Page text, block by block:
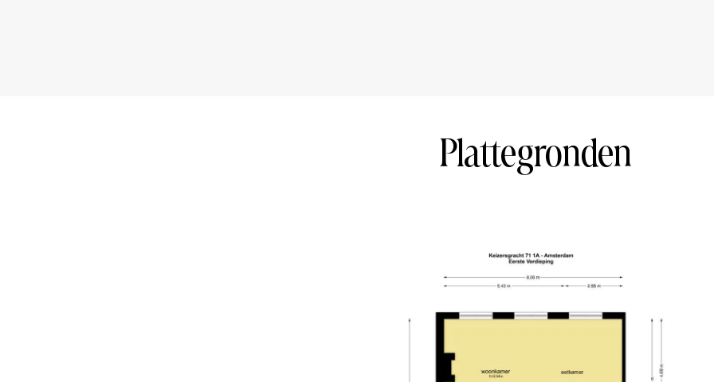
- In de koopakte zullen ouderdoms- en niet-zelf bewoning clausules worden opgenomen
Deze informatie is met de nodige zorgvuldigheid samengesteld. Onzerzijds wordt geen
Plattegronden